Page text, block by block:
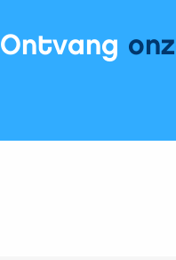
Ontvang